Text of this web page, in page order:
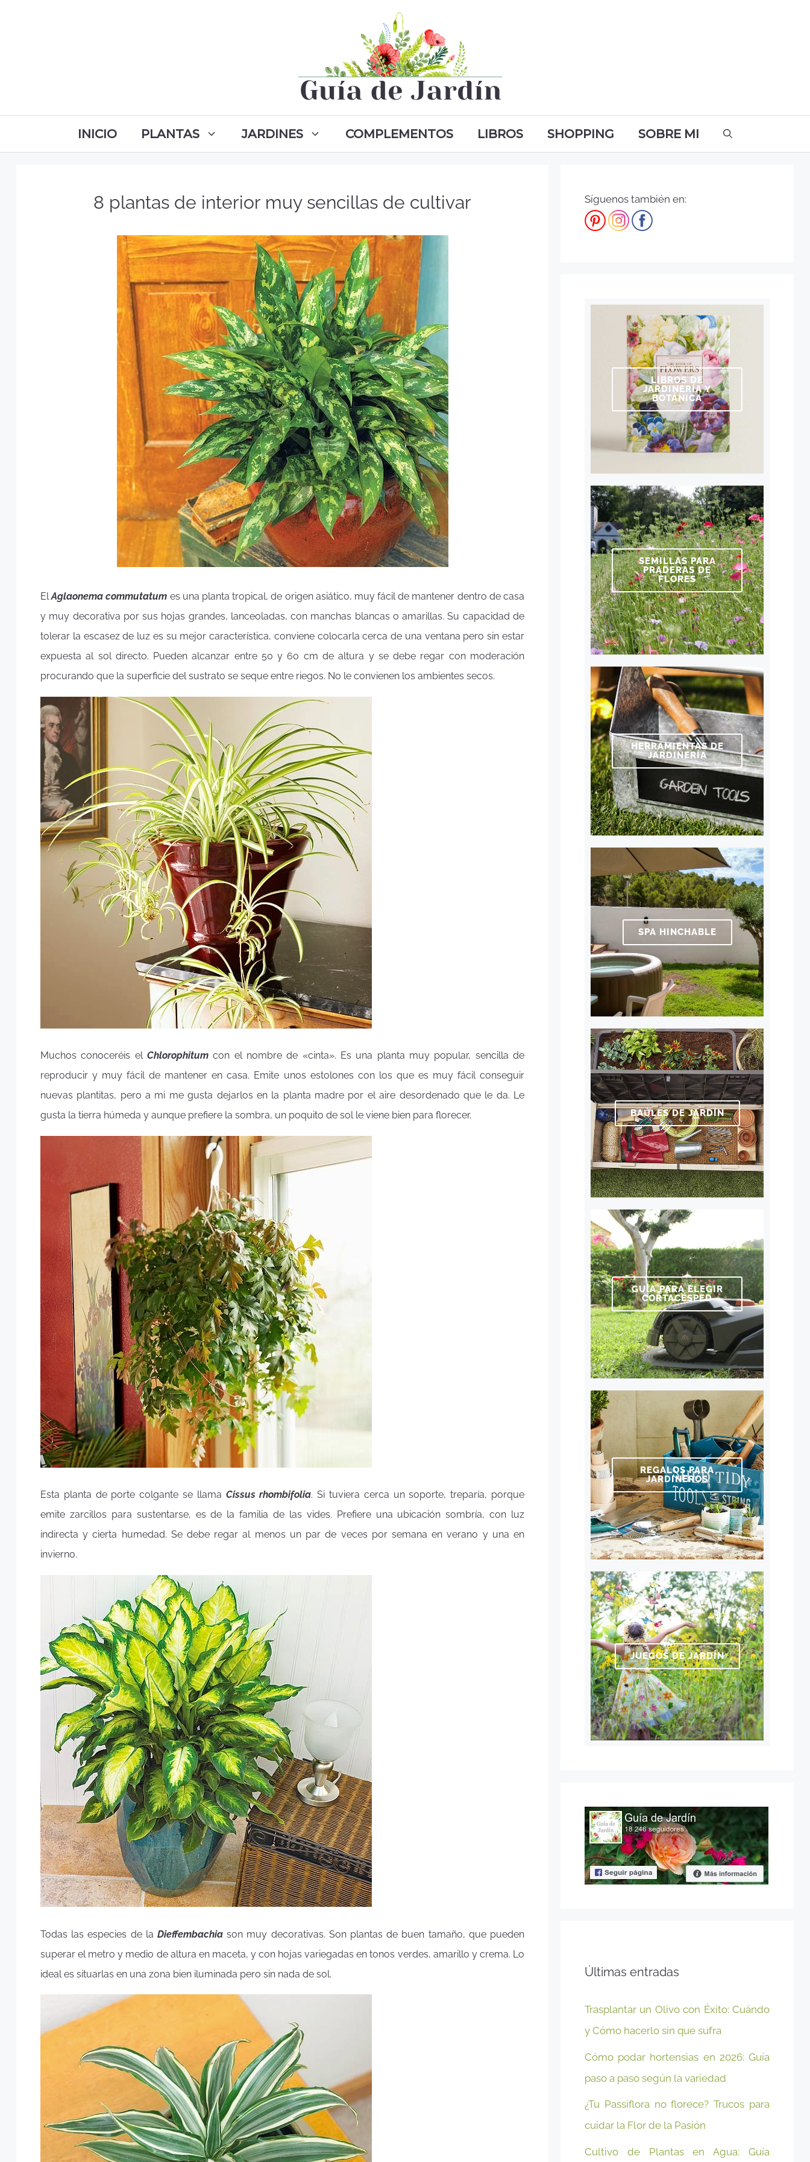
INICIO PLANTAS JARDINES COMPLEMENTOS LIBROS SHOPPING SOBRE MI
8 plantas de interior muy sencillas de cultivar
ElAglaonema commutatum es una planta tropical, de origen asiático, muy fácil de mantener dentro de casa
y muy decorativa por sus hojas grandes, lanceoladas, con manchas blancas o amarillas. Su capacidad de
tolerar la escasez de luz es su mejor característica, conviene colocarla cerca de una ventana pero sin estar
expuesta al sol directo. Pueden alcanzar entre 50 y 60 cm de altura y se debe regar con moderación
procurando que la superficie del sustrato se seque entre riegos. No le convienen los ambientes secos.
Muchos conoceréis el Chlorophitum con el nombre de «cinta». Es una planta muy popular, sencilla de
reproducir y muy fácil de mantener en casa. Emite unos estolones con los que es muy fácil conseguir
nuevas plantitas, pero a mi me gusta dejarlos en la planta madre por el aire desordenado que le da. Le
gusta la tierra húmeda y aunque prefiere la sombra, un poquito de sol le viene bien para florecer.
Esta planta de porte colgante se llama Cissus rhombifolia. Si tuviera cerca un soporte, treparía, porque
emite zarcillos para sustentarse, es de la familia de las vides. Prefiere una ubicación sombría, con luz
indirecta y cierta humedad. Se debe regar al menos un par de veces por semana en verano y una en
invierno.
Todas las especies de la Dieffembachia son muy decorativas. Son plantas de buen tamaño, que pueden
superar el metro y medio de altura en maceta, y con hojas variegadas en tonos verdes, amarillo y crema. Lo
ideal es situarlas en una zona bien iluminada pero sin nada de sol.
Síguenos también en:
LIBROS DE
JARDINERÍA Y
BOTÁNICA
SEMILLAS PARA
PRADERAS DE
FLORES
HERRAMIENTAS DE
JARDINERÍA
SPA HINCHABLE
BAÚLES DE JARDÍN
GUÍA PARA ELEGIR
CORTACÉSPED
REGALOS PARA
JARDINEROS
JUEGOS DE JARDÍN
Últimas entradas
Trasplantar un Olivo con Éxito: Cuándo
y Cómo hacerlo sin que sufra
Cómo podar hortensias en 2026: Guía
paso a paso según la variedad
¿Tu Passiflora no florece? Trucos para
cuidar la Flor de la Pasión
Cultivo de Plantas en Agua: Guía